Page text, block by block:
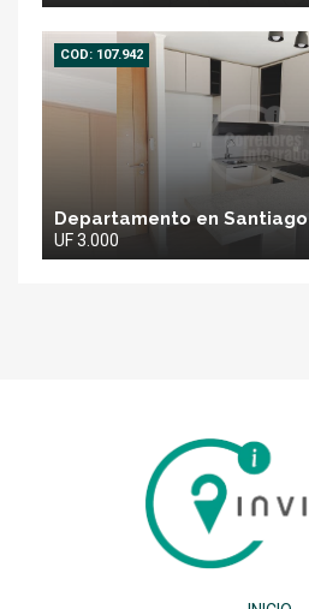
COD: 107.942
Departamento en Santiago
UF 3.000
Inmobiliaria
Invictus